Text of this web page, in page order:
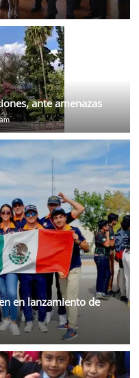
ante amenazas
en lanzamiento de